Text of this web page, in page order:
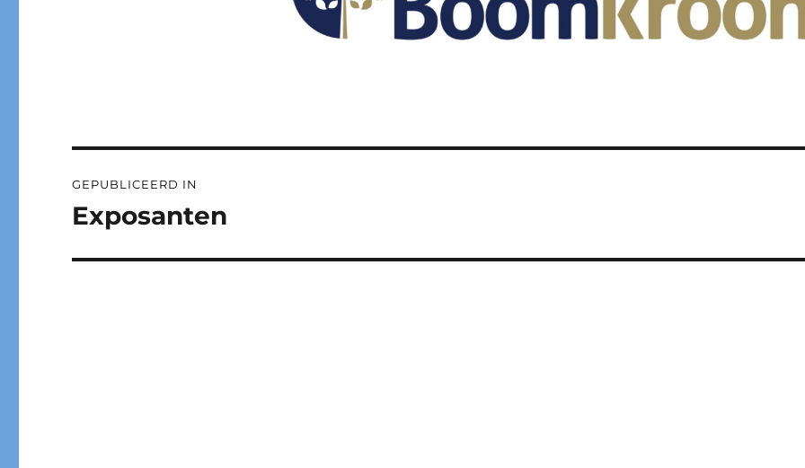
navigatie
GEPUBLICEERD IN
Exposanten